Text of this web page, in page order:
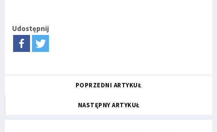
Udostępnij
POPRZEDNI ARTYKUŁ
NASTĘPNY ARTYKUŁ